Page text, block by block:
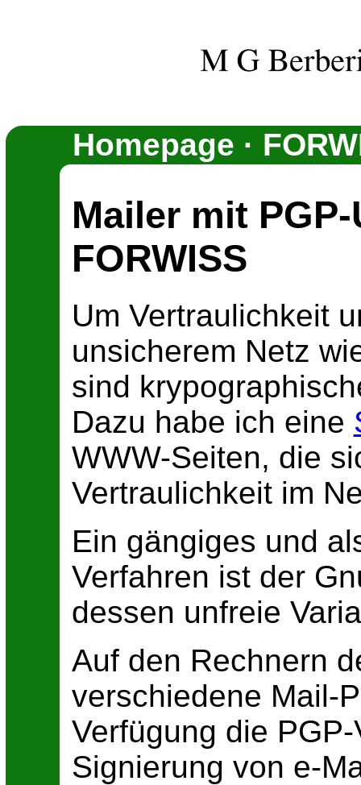
Homepage ·
Mailer mit
FORWISS
Um Vertraulichkeit
unsicherem Netz
sind
Dazu habe ich eine
WWW-Seiten, die
Vertraulichkeit im
Ein gängiges und
Verfahren ist der
dessen unfreie
Auf den Rechnern
verschiedene Mail-
Verfügung die
Signierung von e-